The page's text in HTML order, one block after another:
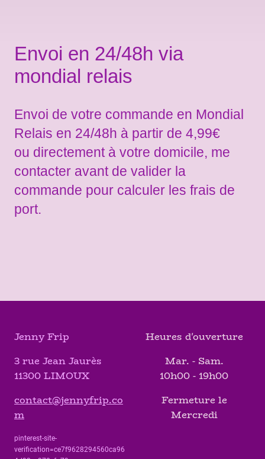
Envoi en 24/48h via
mondial relais
Envoi de votre commande en Mondial
Relais en 24/48h à partir de 4,99€
ou directement à votre domicile, me
contacter avant de valider la
commande pour calculer les frais de
port.
Jenny Frip
3 rue Jean Jaurès
11300 LIMOUX
contact@jennyfrip.co
m
pinterest-site-
verification=ce7f9628294560ca96
Heures d'ouverture
Mar. - Sam.
10h00 - 19h00
Fermeture le
Mercredi